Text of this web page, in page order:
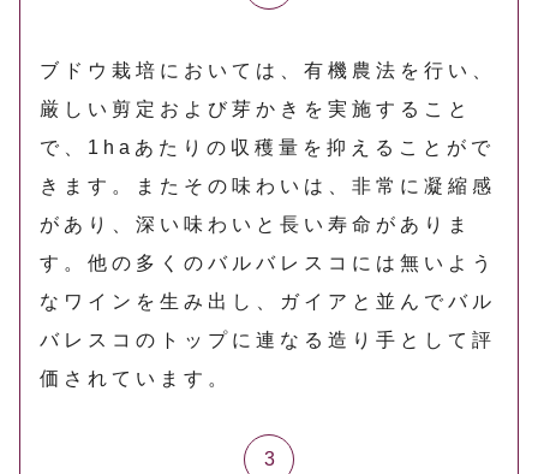
ブドウ栽培においては、有機農法を行い、
厳しい剪定および芽かきを実施すること
で、1haあたりの収穫量を抑えることがで
きます。またその味わいは、非常に凝縮感
があり、深い味わいと長い寿命がありま
す。他の多くのバルバレスコには無いよう
なワインを生み出し、ガイアと並んでバル
バレスコのトップに連なる造り手として評
価されています。